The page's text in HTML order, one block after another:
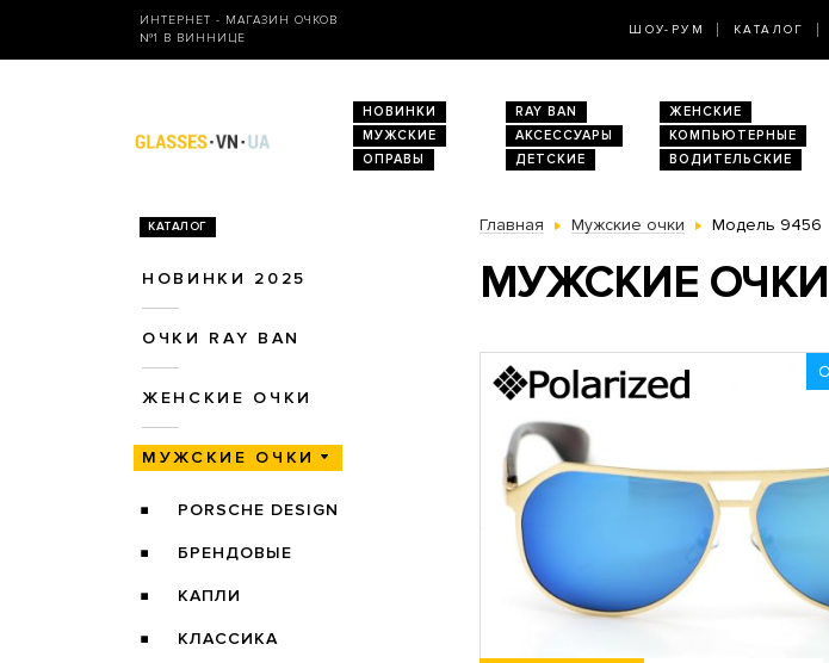
ИНТЕРНЕТ - МАГАЗИН ОЧКОВ
№1 В ВИННИЦЕ
ШОУ-РУМ КАТАЛОГ
НОВИНКИ RAY BAN
ЖЕНСКИЕ
МУЖСКИЕ
АКСЕССУАРЫ
КОМПЬЮТЕРНЫЕ
ОПРАВЫ
ДЕТСКИЕ ВОДИТЕЛЬСКИЕ
КАТАЛОГ
НОВИНКИ 2025
ОЧКИ RAY BAN
ЖЕНСКИЕ ОЧКИ
МУЖСКИЕ ОЧКИ
PORSCHE DESIGN
БРЕНДОВЫЕ
КАПЛИ
КЛАССИКА
Главная Мужские очки Модель 9456
МУЖСКИЕ ОЧКИ